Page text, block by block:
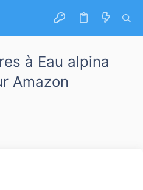
à Eau alpina
Amazon